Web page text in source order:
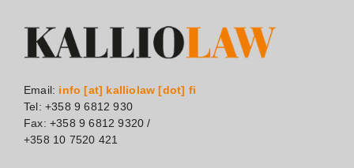
Email: info [at] kalliolaw [dot] fi
Tel: +358 9 6812 930
Fax: +358 9 6812 9320 /
+358 10 7520 421